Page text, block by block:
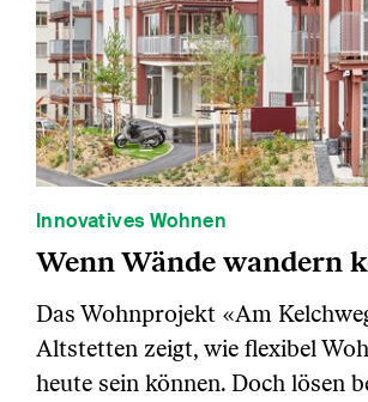
Innovatives Wohnen
Wenn Wände wandern
Das Wohnprojekt «Am
Altstetten zeigt, wie flexibel
heute sein können. Doch lösen